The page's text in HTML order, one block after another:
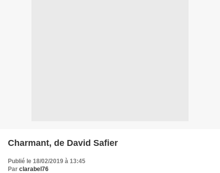
Charmant, de David Safier
Publié le 18/02/2019 à 13:45
Par clarabel76